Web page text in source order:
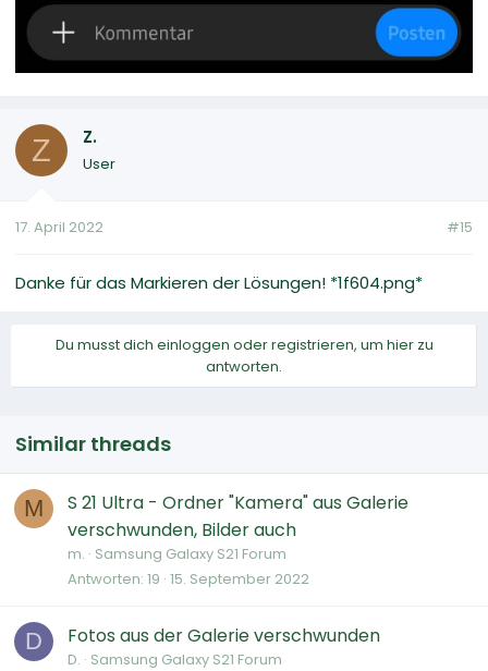
Z Z.
User
17. April 2022 #15
Danke für das Markieren der Lösungen! *1f604.png*
Du musst dich einloggen oder registrieren, um hier zu
antworten.
Similar threads
M
S 21 Ultra - Ordner "Kamera" aus Galerie
verschwunden, Bilder auch
m. Samsung Galaxy S21 Forum
Antworten 19 15. September 2022
D Fotos aus der Galerie verschwunden
D. Samsung Galaxy S21 Forum